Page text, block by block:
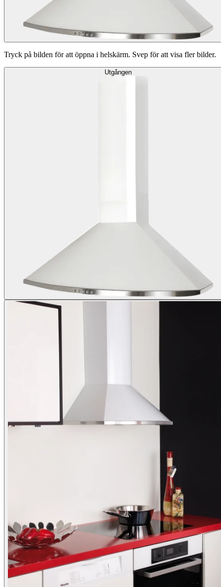
Tryck på bilden för att öppna i helskärm. Svep för att visa fler bilder.
Utgången